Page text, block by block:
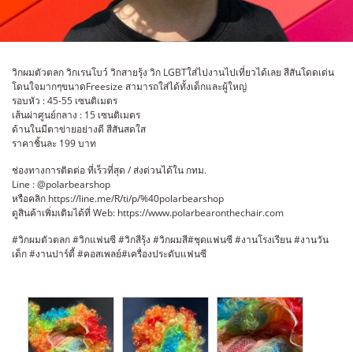
วิกผมตัวตลก วิกเรนโบว์ วิกสายรุ้ง วิก LGBTใส่ไปงานไปเที่ยวได้เลย สีสันโดดเด่น
โดนใจมากๆขนาดFreesize สามารถใส่ได้ทั้งเด็กและผู้ใหญ่
รอบหัว : 45-55 เซนติเมตร
เส้นผ่าศูนย์กลาง : 15 เซนติเมตร
ด้านในมีตาข่ายอย่างดี สีสันสดใส
ราคาชิ้นละ 199 บาท
ช่องทางการติดต่อ ที่เร็วที่สุด / ส่งด่วนได้ใน กทม.
Line : @polarbearshop
หรือคลิก https://line.me/R/ti/p/%40polarbearshop
ดูสินค้าเพิ่มเติมได้ที่ Web: https://www.polarbearonthechair.com
#วิกผมตัวตลก #วิกแฟนซี #วิกสีรุ้ง #วิกผมสี#ชุดแฟนซี #งานโรงเรียน #งานวัน
เด็ก #งานปาร์ตี้ #คอสเพลย์#เครื่องประดับแฟนซี